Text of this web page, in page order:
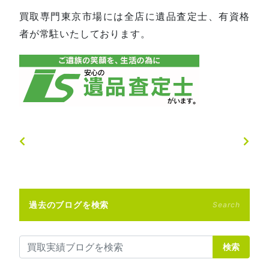
買取専門東京市場には全店に遺品査定士、有資格
者が常駐いたしております。
過去のブログを検索 Search
検索